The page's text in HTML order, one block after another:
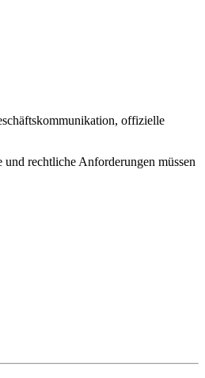
offizielle
rechtliche Anforderungen müssen